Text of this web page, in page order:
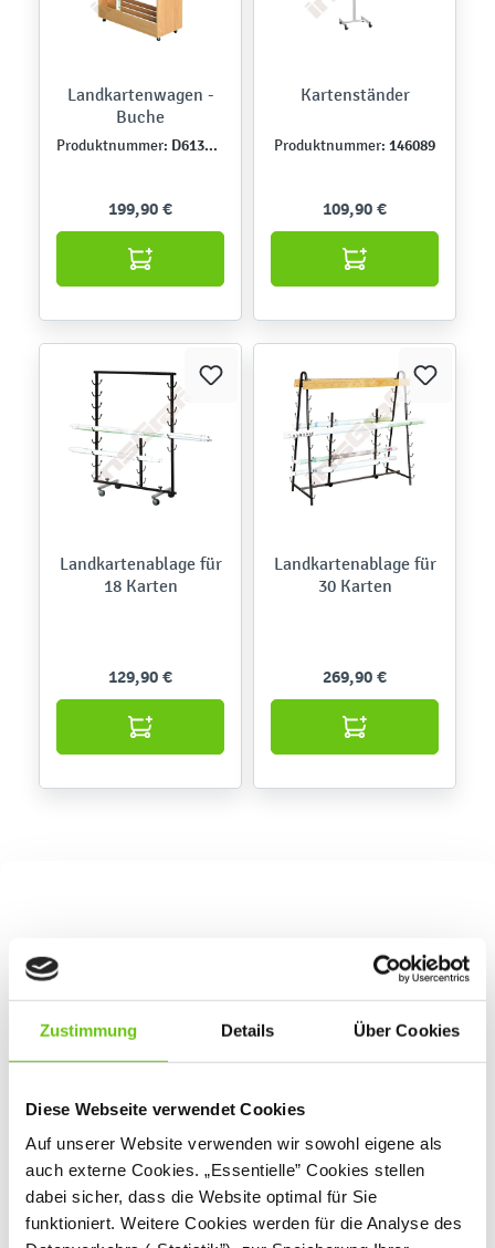
Zustimmung Details Über Cookies
Diese Webseite verwendet Cookies
Auf unserer Website verwenden wir sowohl eigene als
auch externe Cookies. „Essentielle” Cookies stellen
dabei sicher, dass die Website optimal für Sie
funktioniert. Weitere Cookies werden für die Analyse des
Landkartenwagen -
Buche
Produktnummer: D613509-08
199,90 €
Kartenständer
Produktnummer: 146089
109,90 €
Landkartenablage für
18 Karten
129,90 €
Landkartenablage für
30 Karten
269,90 €